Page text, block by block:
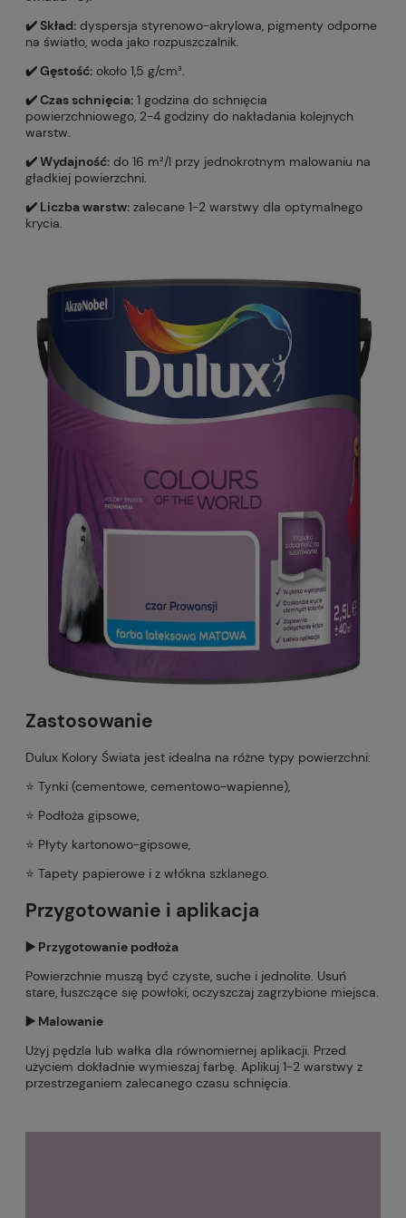
✔️ Skład: dyspersja styrenowo-akrylowa, pigmenty odporne
na światło, woda jako rozpuszczalnik.
✔️ Gęstość: około 1,5 g/cm³.
✔️ Czas schnięcia: 1 godzina do schnięcia
powierzchniowego, 2-4 godziny do nakładania kolejnych
warstw.
✔️ Wydajność: do 16 m²/l przy jednokrotnym malowaniu na
gładkiej powierzchni.
✔️ Liczba warstw: zalecane 1-2 warstwy dla optymalnego
krycia.
Zastosowanie
Dulux Kolory Świata jest idealna na różne typy powierzchni:
⭐️ Tynki (cementowe, cementowo-wapienne),
⭐️ Podłoża gipsowe,
⭐️ Płyty kartonowo-gipsowe,
⭐️ Tapety papierowe i z włókna szklanego.
Przygotowanie i aplikacja
▶️ Przygotowanie podłoża
Powierzchnie muszą być czyste, suche i jednolite. Usuń
stare, łuszczące się powłoki, oczyszczaj zagrzybione miejsca.
▶️ Malowanie
Użyj pędzla lub wałka dla równomiernej aplikacji. Przed
użyciem dokładnie wymieszaj farbę. Aplikuj 1-2 warstwy z
przestrzeganiem zalecanego czasu schnięcia.